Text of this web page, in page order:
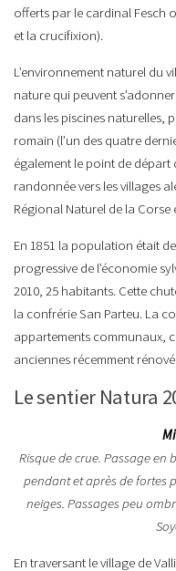
offerts par le cardinal Fesch
et la crucifixion).
L’environnement naturel du
nature qui peuvent
dans les piscines naturelles,
romain (l’un des quatre
également le point de départ
randonnée vers les villages
Régional Naturel de la Corse
En 1851 la population était
progressive de l’économie
2010, 25 habitants. Cette
la confrérie San Parteu. La
appartements communaux,
anciennes récemment
Le sentier Natura
Risque de crue. Passage en
pendant et après de fortes
neiges. Passages peu
En traversant le village de